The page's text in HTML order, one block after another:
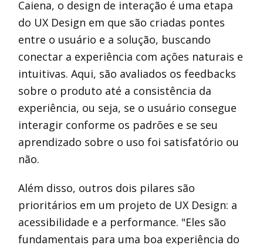
Caiena, o design de interação é uma etapa
do UX Design em que são criadas pontes
entre o usuário e a solução, buscando
conectar a experiência com ações naturais e
intuitivas. Aqui, são avaliados os feedbacks
sobre o produto até a consistência da
experiência, ou seja, se o usuário consegue
interagir conforme os padrões e se seu
aprendizado sobre o uso foi satisfatório ou
não.
Além disso, outros dois pilares são
prioritários em um projeto de UX Design: a
acessibilidade e a performance. "Eles são
fundamentais para uma boa experiência do